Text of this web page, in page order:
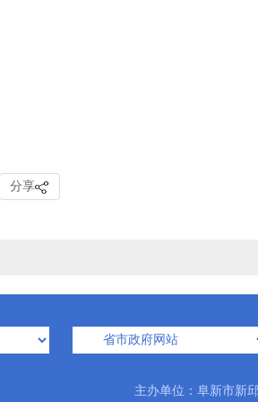
分享
主办单位：阜新市